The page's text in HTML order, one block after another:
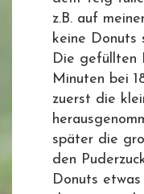
z.B. auf
keine Donuts
Die gefüllten
Minuten bei
zuerst die
später die
den
Donuts etwas